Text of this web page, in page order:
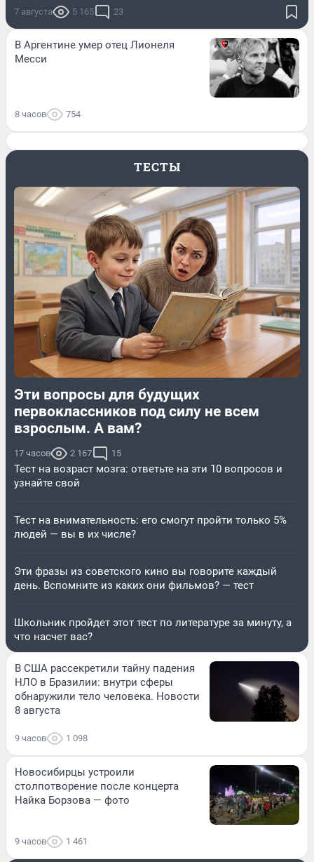
7 августа 5 165 23
В Аргентине умер отец Лионеля
Месси
8 часов 754
ТЕСТЫ
Эти вопросы для будущих
первоклассников под силу не всем
взрослым. А вам?
17 часов 2 167 15
Тест на возраст мозга: ответьте на эти 10 вопросов и
узнайте свой
Тест на внимательность: его смогут пройти только 5%
людей — вы в их числе?
Эти фразы из советского кино вы говорите каждый
день. Вспомните из каких они фильмов? — тест
Школьник пройдет этот тест по литературе за минуту, а
что насчет вас?
В США рассекретили тайну падения
НЛО в Бразилии: внутри сферы
обнаружили тело человека. Новости
8 августа
9 часов 1 098
Новосибирцы устроили
столпотворение после концерта
Найка Борзова — фото
9 часов 1 461